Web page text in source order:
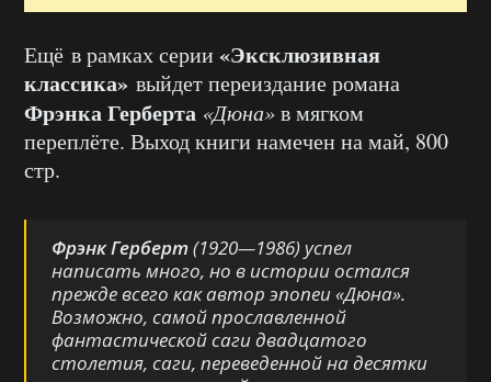
Ещё в рамках серии «Эксклюзивная
классика» выйдет переиздание романа
Фрэнка Герберта «Дюна»в мягком
переплёте. Выход книги намечен на май, 800
стр.
Фрэнк Герберт(1920—1986) успел
написать много, но в истории остался
прежде всего как автор эпопеи «Дюна».
Возможно, самой прославленной
фантастической саги двадцатого
столетия, саги, переведенной на десятки